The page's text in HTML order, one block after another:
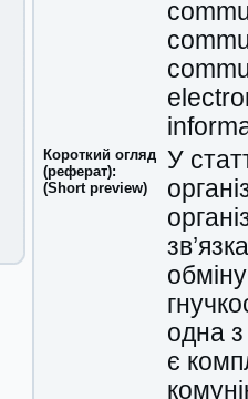
Короткий огляд
(реферат):
(Short preview)
У
одна
є